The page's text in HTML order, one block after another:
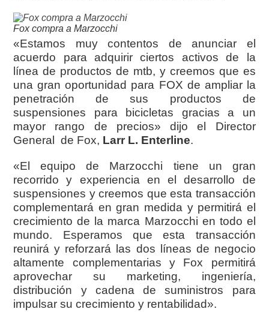
Fox compra a Marzocchi
«Estamos muy contentos de anunciar el
acuerdo para adquirir ciertos activos de la
línea de productos de mtb, y creemos que es
una gran oportunidad para FOX de ampliar la
penetración de sus productos de
suspensiones para bicicletas gracias a un
mayor rango de precios» dijo el Director
General de Fox, Larr L. Enterline.
«El equipo de Marzocchi tiene un gran
recorrido y experiencia en el desarrollo de
suspensiones y creemos que esta transacción
complementará en gran medida y permitirá el
crecimiento de la marca Marzocchi en todo el
mundo. Esperamos que esta transacción
reunirá y reforzará las dos líneas de negocio
altamente complementarias y Fox permitirá
aprovechar su marketing, ingeniería,
distribución y cadena de suministros para
impulsar su crecimiento y rentabilidad».